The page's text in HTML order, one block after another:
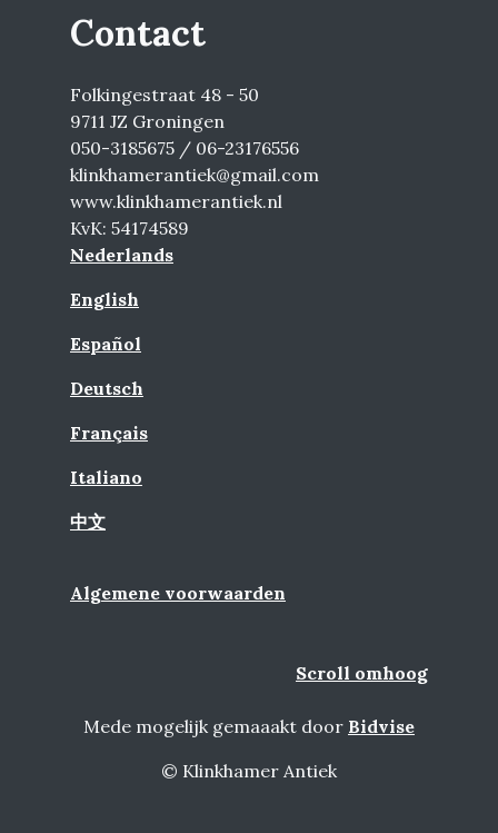
Contact
Folkingestraat 48 - 50
9711 JZ Groningen
050-3185675 / 06-23176556
klinkhamerantiek@gmail.com
www.klinkhamerantiek.nl
KvK: 54174589
Nederlands
English
Español
Deutsch
Français
Italiano
中文
Algemene voorwaarden
Scroll omhoog
Mede mogelijk gemaaakt door Bidvise
© Klinkhamer Antiek